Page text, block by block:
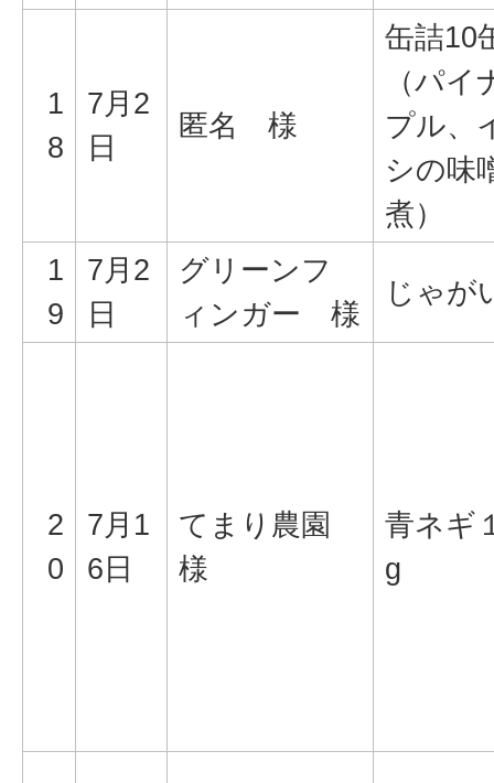
1
8
7月2
日
匿名 様
缶詰10
（パイ
プル、
シの味
煮）
1
9
7月2
日
グリーンフ
ィンガー 様
じゃが
2
0
7月1
6日
てまり農園
様
青ネギ
g